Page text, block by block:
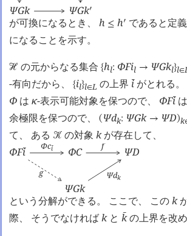
ΨGk ΨGk󰎘
が可換になるとき、 h ≤ h󰎘 であると定
になることを示す。
󰒟 の元からなる集合 {hl: ΦFil → ΨGkl}l∈
-有向だから、
{il}l∈L の上界 󰔄
iがとれる。
Φ は κ-表示可能対象を保つので、 ΦF󰔄
iは
余極限を保つので、
( Ψdk: ΨGk → ΨD)k
て、 ある 󰒢 の対象 kが存在して、
ΦF󰔄
i ΦC ΨD
ΨGk
Φc󰔄
i f
g Ψdk
という分解ができる。 ここで、 このk
際、 そうでなければkと 󰔄
kの上界を改